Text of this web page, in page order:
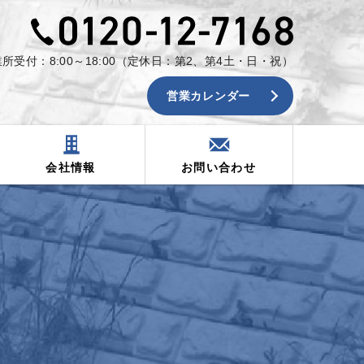
受付：8:00～18:00（定休日：第2、第4土・日・祝）
営業カレンダー
会社情報 お問い合わせ